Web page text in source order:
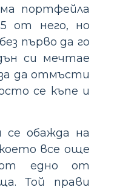
портфейла
от него, но
първо да го
си мечтае
за да отмъсти
се къпе и
се обажда на
все още
от едно от
Той прави